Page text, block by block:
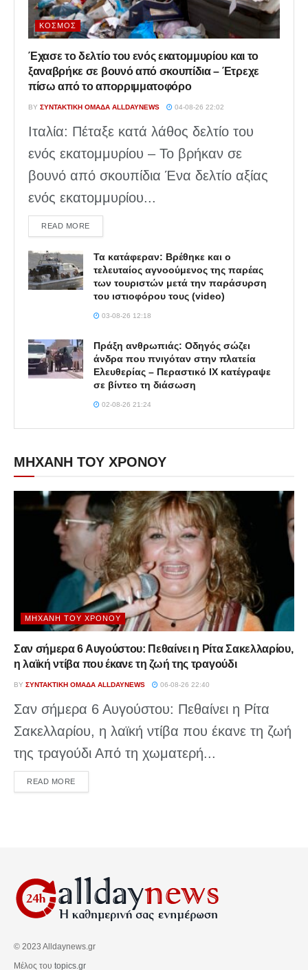
ΚΌΣΜΟΣ
Έχασε το δελτίο του ενός εκατομμυρίου και το
ξαναβρήκε σε βουνό από σκουπίδια – Έτρεχε
πίσω από το απορριμματοφόρο
BY ΣΥΝΤΑΚΤΙΚΉ ΟΜΆΔΑ ALLDAYNEWS 04-08-26 22:02
Ιταλία: Πέταξε κατά λάθος δελτίο του
ενός εκατομμυρίου – Το βρήκαν σε
βουνό από σκουπίδια Ένα δελτίο αξίας
ενός εκατομμυρίου...
READ MOREDETAILS
Τα κατάφεραν: Βρέθηκε και ο
τελευταίος αγνοούμενος της παρέας
των τουριστών μετά την παράσυρση
του ιστιοφόρου τους (video)
03-08-26 12:18
Πράξη ανθρωπιάς: Οδηγός σώζει
άνδρα που πνιγόταν στην πλατεία
Ελευθερίας – Περαστικό ΙΧ κατέγραψε
σε βίντεο τη διάσωση
02-08-26 21:24
ΜΗΧΑΝΗ ΤΟΥ ΧΡΟΝΟΥ
ΜΗΧΑΝΉ ΤΟΥ ΧΡΌΝΟΥ
Σαν σήμερα 6 Αυγούστου: Πεθαίνει η Ρίτα Σακελλαρίου,
η λαϊκή ντίβα που έκανε τη ζωή της τραγούδι
BY ΣΥΝΤΑΚΤΙΚΉ ΟΜΆΔΑ ALLDAYNEWS 06-08-26 22:40
Σαν σήμερα 6 Αυγούστου: Πεθαίνει η Ρίτα
Σακελλαρίου, η λαϊκή ντίβα που έκανε τη ζωή
της τραγούδι Από τη χωματερή...
READ MOREDETAILS
© 2023 Alldaynews.gr
Μέλος του topics.gr